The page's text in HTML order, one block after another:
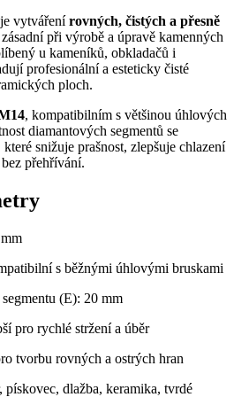
vytvářenírovných, čistých a přesně
při výrobě a úpravě kamenných
u kameníků, obkladačů i
profesionální a esteticky čisté
ploch.
, kompatibilním s většinou úhlových
diamantových segmentů se
které snižuje prašnost, zlepšuje chlazení
přehřívání.
s běžnými úhlovými bruskami
(E): 20 mm
pro rychlé stržení a úběr
tvorbu rovných a ostrých hran
pískovec, dlažba, keramika, tvrdé